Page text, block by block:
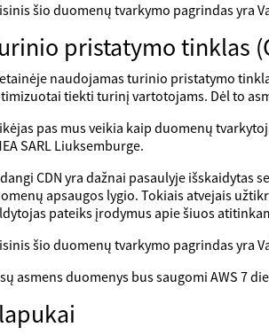
šio duomenų tvarkymo pagrindas yra
pristatymo tinklas
naudojamas turinio pristatymo
tiekti turinį vartotojams. Dėl to
pas mus veikia kaip duomenų
SARL Liuksemburge.
CDN yra dažnai pasaulyje
apsaugos lygio. Tokiais atvejais
pateiks įrodymus apie šiuos
šio duomenų tvarkymo pagrindas yra
asmens duomenys bus saugomi AWS 7